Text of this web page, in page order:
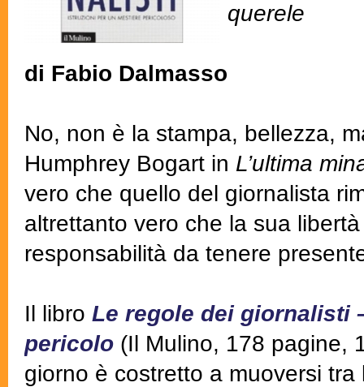
querele
di Fabio Dalmasso
No, non è la stampa, bellezza,
Humphrey Bogart in L’ultima
vero che quello del giornalista
altrettanto vero che la sua
responsabilità da tenere
Il libro Le regole dei giornalisti
pericolo (Il Mulino, 178 pagine,
giorno è costretto a muoversi